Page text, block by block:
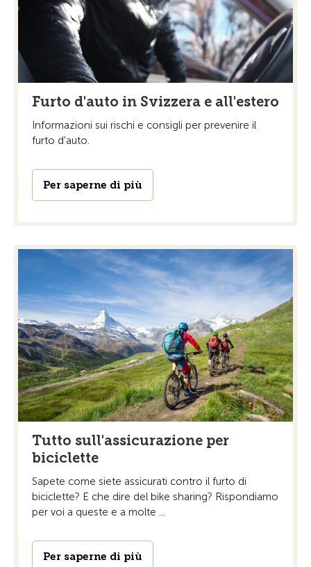
Furto d'auto in Svizzera e all'estero
Informazioni sui rischi e consigli per prevenire il
furto d'auto.
Per saperne di più
Tutto sull'assicurazione per
biciclette
Sapete come siete assicurati contro il furto di
biciclette? E che dire del bike sharing? Rispondiamo
per voi a queste e a molte ...
Per saperne di più